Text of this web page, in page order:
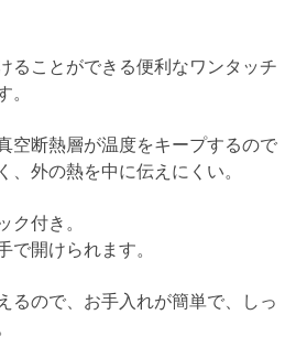
ることができる便利なワンタッチ
空断熱層が温度をキープするので
外の熱を中に伝えにくい。
付き。
開けられます。
るので、お手入れが簡単で、しっ